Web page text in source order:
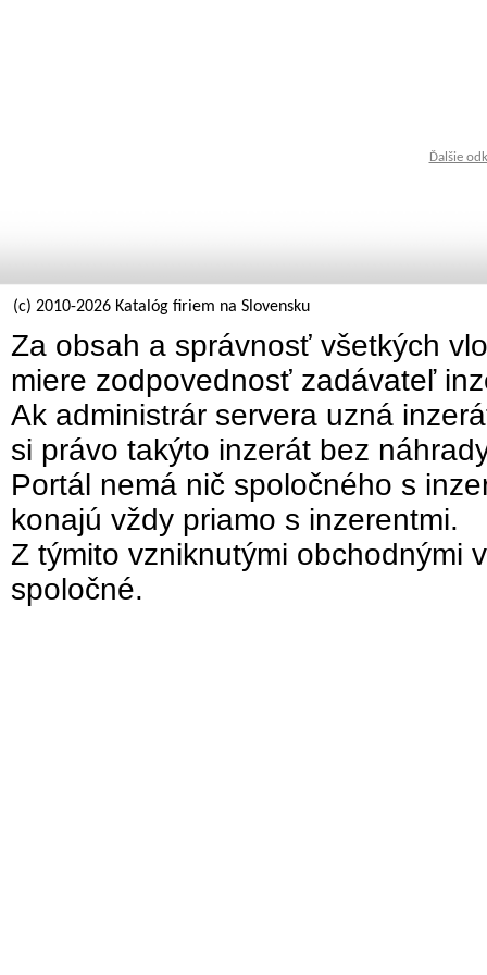
Ďalšie
(c) 2010-2026 Katalóg firiem na Slovensku
Za obsah a správnosť všetkých
miere zodpovednosť zadávateľ
Ak administrár servera uzná
si právo takýto inzerát bez
Portál nemá nič spoločného s
konajú vždy priamo s inzerentmi.
Z týmito vzniknutými obchodnými
spoločné.